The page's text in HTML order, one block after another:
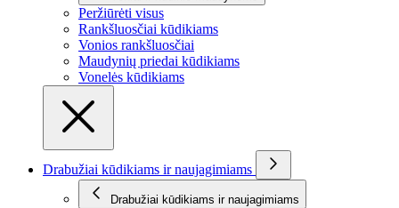
Peržiūrėti visus
Rankšluosčiai kūdikiams
Vonios rankšluosčiai
Maudynių priedai kūdikiams
Vonelės kūdikiams
Drabužiai kūdikiams ir naujagimiams
Drabužiai kūdikiams ir naujagimiams